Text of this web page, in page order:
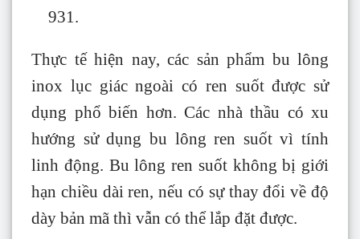
931.
Thực tế hiện nay, các sản phẩm bu lông
inox lục giác ngoài có ren suốt được sử
dụng phổ biến hơn. Các nhà thầu có xu
hướng sử dụng bu lông ren suốt vì tính
linh động. Bu lông ren suốt không bị giới
hạn chiều dài ren, nếu có sự thay đổi về độ
dày bản mã thì vẫn có thể lắp đặt được.